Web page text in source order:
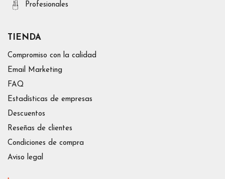
Profesionales
TIENDA
Compromiso con la calidad
Email Marketing
FAQ
Estadísticas de empresas
Descuentos
Reseñas de clientes
Condiciones de compra
Aviso legal